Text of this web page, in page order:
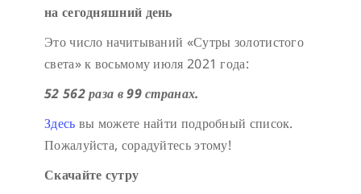
на сегодняшний день
Это число начитываний «Сутры золотистого
света» к восьмому июля 2021 года:
52 562 раза в 99 странах.
Здесь вы можете найти подробный список.
Пожалуйста, сорадуйтесь этому!
Скачайте сутру